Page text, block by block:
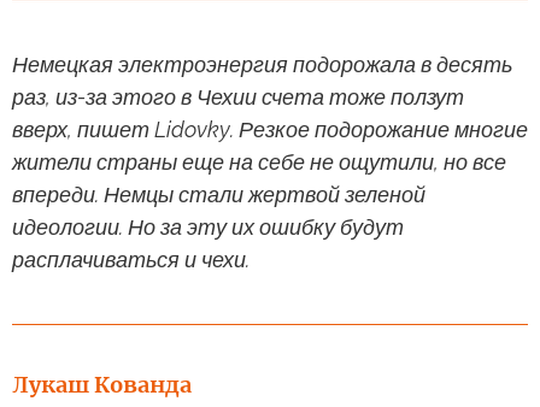
Немецкая электроэнергия подорожала в десять
раз, из-за этого в Чехии счета тоже ползут
вверх, пишет Lidovky. Резкое подорожание многие
жители страны еще на себе не ощутили, но все
впереди. Немцы стали жертвой зеленой
идеологии. Но за эту их ошибку будут
расплачиваться и чехи.
Лукаш Кованда